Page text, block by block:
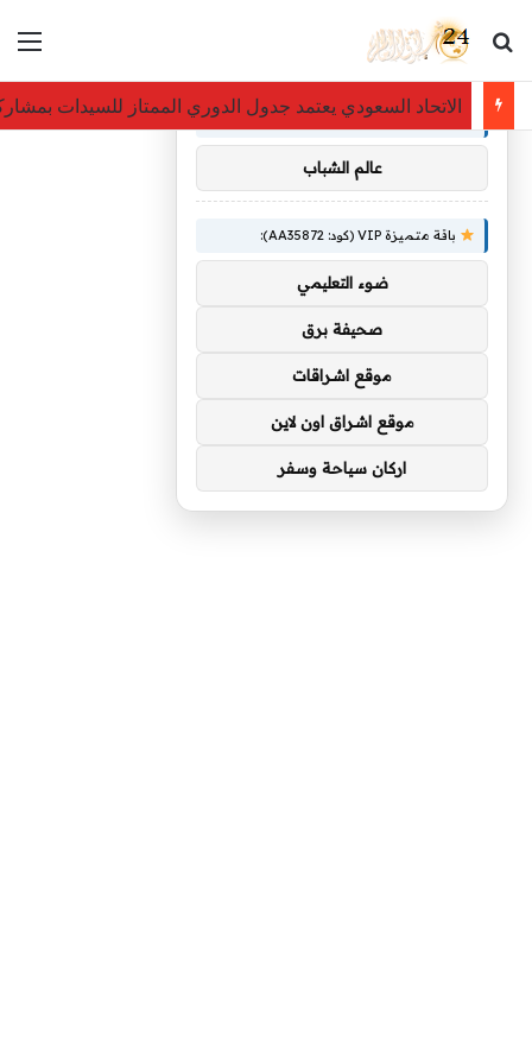
بحث عن
الاتحاد السعودي يعتمد جدول الدوري الممتاز للسيدات بمشاركة 8 أندية و56
توصيات :
عالم الشباب
باقة متميزة VIP (كود: AA35872):
ضوء التعليمي
صحيفة برق
موقع اشراقات
موقع اشراق اون لاين
اركان سياحة وسفر